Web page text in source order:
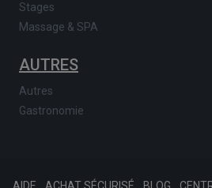
Stages
Massage & SPA
AUTRES
Autres
Gastronomie